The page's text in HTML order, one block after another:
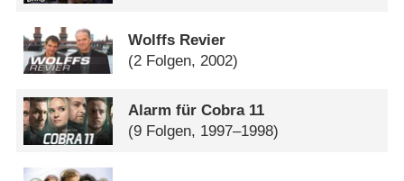
Wolffs Revier
(2 Folgen, 2002)
Alarm für Cobra 11
(9 Folgen, 1997–1998)